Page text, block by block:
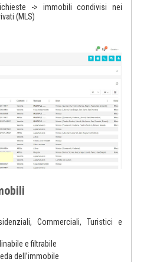
-> immobili condivisi nei
(MLS)
Commerciali, Turistici e
e filtrabile
dell’immobile